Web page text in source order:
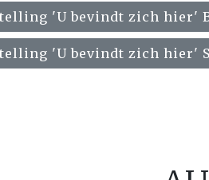
'U bevindt zich hier'
'U bevindt zich hier'